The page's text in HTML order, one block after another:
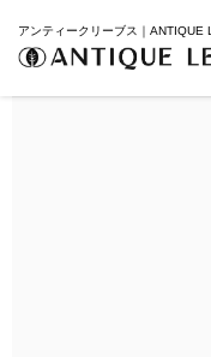
アンティークリーブス｜ANTIQUE